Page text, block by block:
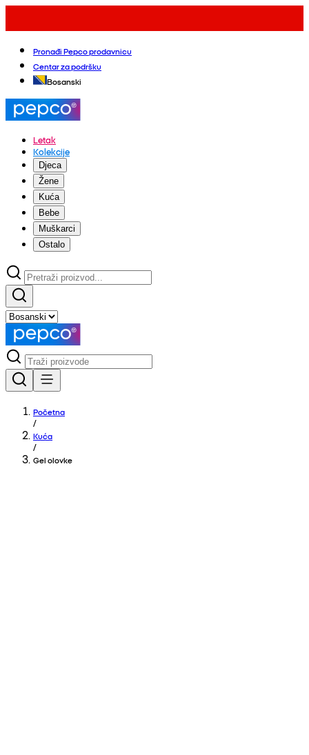
Pronađi Pepco prodavnicu
Centar za podršku
Bosanski
Letak
Kolekcije
Djeca
Žene
Kuća
Bebe
Muškarci
Ostalo
Početna
/
Kuća
/
Gel olovke